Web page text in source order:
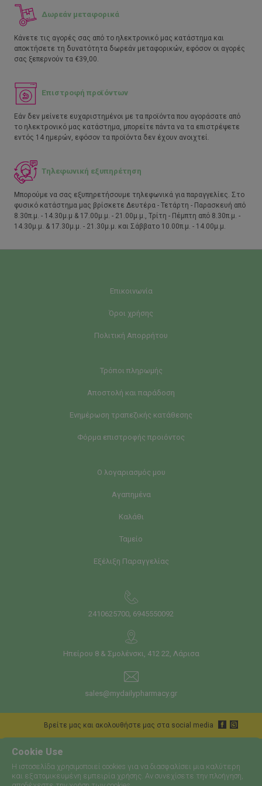
Cookie Use
Η ιστοσελίδα χρησιμοποιεί cookies για να διασφαλίσει μια καλύτερη
και εξατομικευμένη εμπειρία χρήσης. Αν συνεχίσετε την πλοήγηση,
Δωρεάν μεταφορικά
Κάνετε τις αγορές σας από το ηλεκτρονικό μας κατάστημα και
αποκτήσετε τη δυνατότητα δωρεάν μεταφορικών, εφόσον οι αγορές
σας ξεπερνούν τα €39,00.
Επιστροφή προϊόντων
Εάν δεν μείνετε ευχαριστημένοι με τα προϊόντα που αγοράσατε από
το ηλεκτρονικό μας κατάστημα, μπορείτε πάντα να τα επιστρέψετε
εντός 14 ημερών, εφόσον τα προϊόντα δεν έχουν ανοιχτεί.
Τηλεφωνική εξυπηρέτηση
Μπορούμε να σας εξυπηρετήσουμε τηλεφωνικά για παραγγελίες. Στο
φυσικό κατάστημα μας βρίσκετε Δευτέρα - Τετάρτη - Παρασκευή από
8.30π.μ. - 14.30μ.μ & 17.00μ.μ. - 21.00μ.μ., Τρίτη - Πέμπτη από 8.30π.μ. -
14.30μ.μ. & 17.30μ.μ. - 21.30μ.μ. και Σάββατο 10.00π.μ. - 14.00μ.μ.
Επικοινωνία
Όροι χρήσης
Πολιτική Απορρήτου
Τρόποι πληρωμής
Αποστολή και παράδοση
Ενημέρωση τραπεζικής κατάθεσης
Φόρμα επιστροφής προιόντος
Ο λογαριασμός μου
Αγαπημένα
Καλάθι
Ταμείο
Εξέλιξη Παραγγελίας
2410625700, 6945550092
Ηπείρου 8 & Σμολένσκι, 412 22, Λάρισα
sales@mydailypharmacy.gr
Bρείτε μας και ακολουθήστε μας στα social media